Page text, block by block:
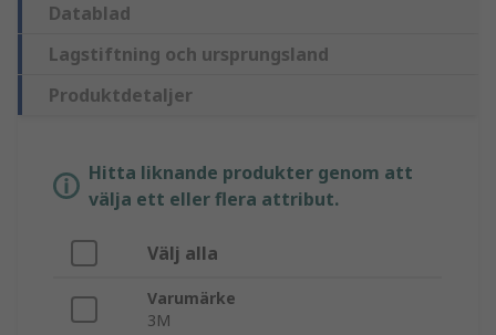
Datablad
Lagstiftning och ursprungsland
Produktdetaljer
Hitta liknande produkter genom att
välja ett eller flera attribut.
Välj alla
Varumärke
3M